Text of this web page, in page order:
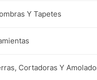
Y Tapetes
Cortadoras Y